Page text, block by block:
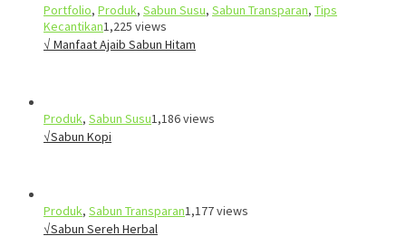
Portfolio, Produk, Sabun Susu, Sabun Transparan, Tips
Kecantikan1,225 views
√ Manfaat Ajaib Sabun Hitam
Produk, Sabun Susu1,186 views
√Sabun Kopi
Produk, Sabun Transparan1,177 views
√Sabun Sereh Herbal